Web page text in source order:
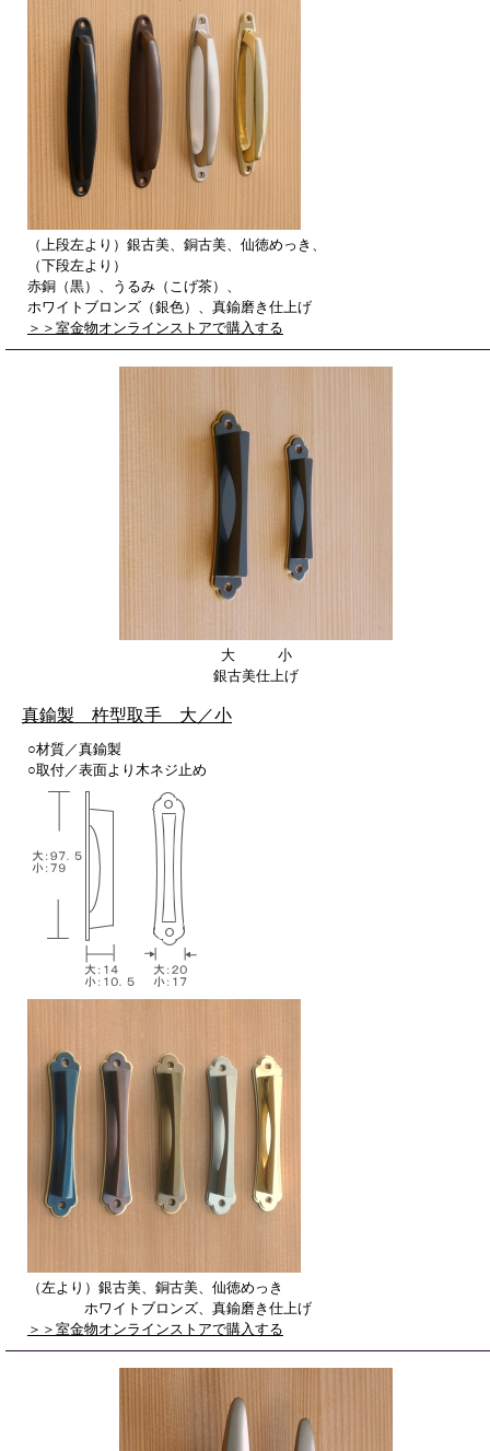
（上段左より）銀古美、銅古美、仙徳めっき、
（下段左より）
赤銅（黒）、うるみ（こげ茶）、
ホワイトブロンズ（銀色）、真鍮磨き仕上げ
＞＞室金物オンラインストアで購入する
大 小
銀古美仕上げ
真鍮製 杵型取手 大／小
○材質／真鍮製
○取付／表面より木ネジ止め
（左より）銀古美、銅古美、仙徳めっき
ホワイトブロンズ、真鍮磨き仕上げ
＞＞室金物オンラインストアで購入する